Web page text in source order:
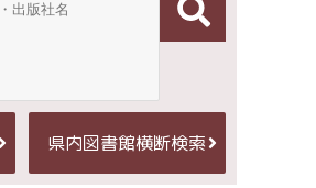
県内図書館横断検索